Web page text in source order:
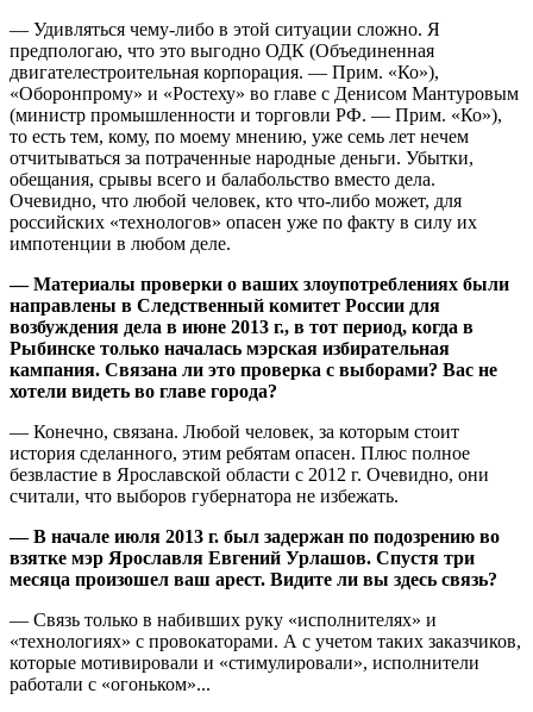
— Удивляться чему-либо в этой ситуации сложно. Я
предпологаю, что это выгодно ОДК (Объединенная
двигателестроительная корпорация. — Прим. «Ко»),
«Оборонпрому» и «Ростеху» во главе с Денисом Мантуровым
(министр промышленности и торговли РФ. — Прим. «Ко»),
то есть тем, кому, по моему мнению, уже семь лет нечем
отчитываться за потраченные народные деньги. Убытки,
обещания, срывы всего и балабольство вместо дела.
Очевидно, что любой человек, кто что-либо может, для
российских «технологов» опасен уже по факту в силу их
импотенции в любом деле.
— Материалы проверки о ваших злоупотреблениях были
направлены в Следственный комитет России для
возбуждения дела в июне 2013 г., в тот период, когда в
Рыбинске только началась мэрская избирательная
кампания. Связана ли это проверка с выборами? Вас не
хотели видеть во главе города?
— Конечно, связана. Любой человек, за которым стоит
история сделанного, этим ребятам опасен. Плюс полное
безвластие в Ярославской области с 2012 г. Очевидно, они
считали, что выборов губернатора не избежать.
— В начале июля 2013 г. был задержан по подозрению во
взятке мэр Ярославля Евгений Урлашов. Спустя три
месяца произошел ваш арест. Видите ли вы здесь связь?
— Связь только в набивших руку «исполнителях» и
«технологиях» с провокаторами. А с учетом таких заказчиков,
которые мотивировали и «стимулировали», исполнители
работали с «огоньком»...